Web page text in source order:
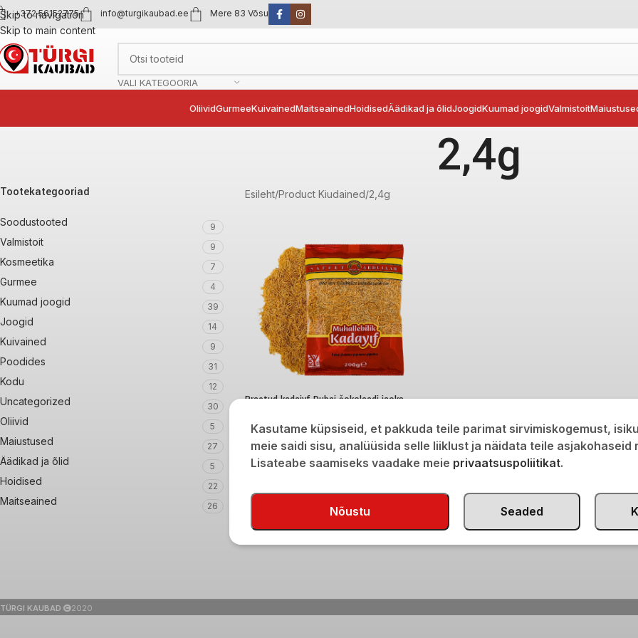
Skip to navigation
Skip to main content
+372 56152775 info@turgikaubad.ee Mere 83 Võsu
VALI KATEGOORIA
OliividGurmeeKuivainedMaitseainedHoidisedÄädikad ja õlidJoogidKuumad joogidValmistoit
2,4g
Tootekategooriad
Soodustooted 9
Valmistoit 9
Kosmeetika 7
Gurmee 4
Kuumad joogid 39
Joogid 14
Kuivained 9
Poodides 31
Kodu 12
Uncategorized 30
Oliivid 5
Maiustused 27
Äädikad ja õlid 5
Hoidised 22
Maitseained 26
Esileht Product Kiudained 2,4g
Praetud kadaiyf Dubai šokolaadi jaoks
€4,40
TÜRGI KAUBAD 2020
Kasutame küpsiseid, et pakkuda teile parimat sirvimiskogemust,
meie saidi sisu, analüüsida selle liiklust ja näidata teile asjakohaseid
Lisateabe saamiseks vaadake meie privaatsuspoliitikat.
Nõustu Seaded